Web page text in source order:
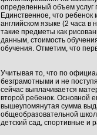
определенный объем услуг
Единственное, что ребенок
английском языке (2 часа в
такие предметы как
данным, стоимость
обучения. Отметим, что
Учитывая то, что по
безграмотными и не
сейчас выплачивается
второй ребенок. Основной
вышеупомянутая сумма
общеобразовательной
детский сад, спортивные и